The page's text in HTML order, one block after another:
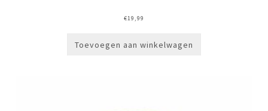
€19,99
Toevoegen aan winkelwagen